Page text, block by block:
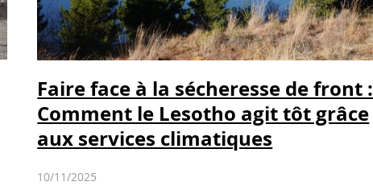
Faire face à la sécheresse de front :
Comment le Lesotho agit tôt grâce
aux services climatiques
10/11/2025